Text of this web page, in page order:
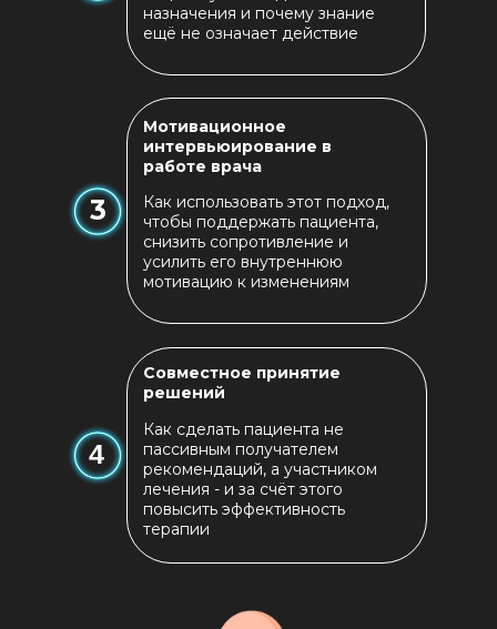
назначения и почему знание
ещё не означает действие
Как использовать этот подход,
чтобы поддержать пациента,
снизить сопротивление и
усилить его внутреннюю
мотивацию к изменениям
Как сделать пациента не
пассивным получателем
рекомендаций, а участником
лечения - и за счёт этого
повысить эффективность
терапии
Мотивационное
интервьюирование в
работе врача
3
Совместное принятие
решений
4